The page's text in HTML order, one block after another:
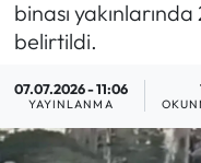
binası
belirtildi.
07.07.2026 - 11:06
YAYINLANMA
Kültür - Sanat